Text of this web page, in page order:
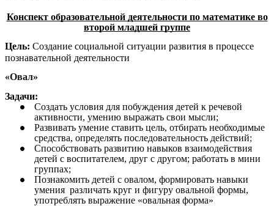
Конспект образовательной деятельности по математике во
второй младшей группе
Цель: Создание социальной ситуации развития в процессе
познавательной деятельности
«Овал»
Задачи:
Создать условия для побуждения детей к речевой
активности, умению выражать свои мысли;
Развивать умение ставить цель, отбирать необходимые
средства, определять последовательность действий;
Способствовать развитию навыков взаимодействия
детей с воспитателем, друг с другом; работать в мини
группах;
Познакомить детей с овалом, формировать навыки
умения различать круг и фигуру овальной формы,
употреблять выражение «овальная форма»